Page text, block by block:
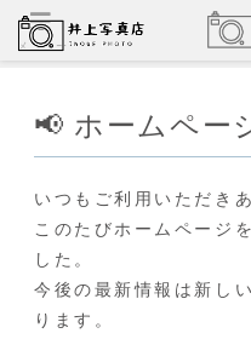
📢 ホームペー
いつもご利用いただき
このたびホームページ
した。
今後の最新情報は新し
ります。
メニュー